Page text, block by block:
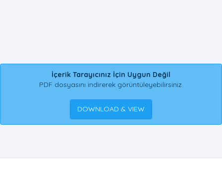
İçerik Tarayıcınız İçin Uygun Değil
PDF dosyasını indirerek görüntüleyebilirsiniz.
DOWNLOAD & VIEW